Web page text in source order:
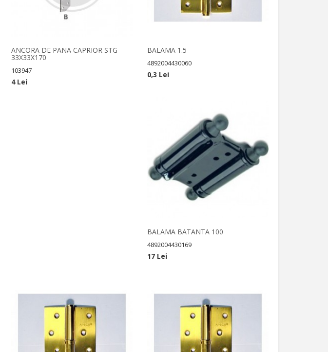
ANCORA DE PANA CAPRIOR STG
33X33X170
103947
4 Lei
BALAMA 1.5
4892004430060
0,3 Lei
BALAMA BATANTA 100
4892004430169
17 Lei